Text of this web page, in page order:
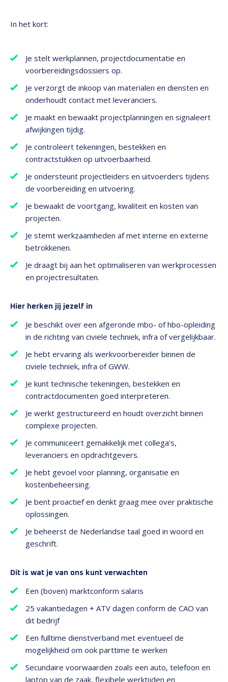
In het kort:
Je stelt werkplannen, projectdocumentatie en
voorbereidingsdossiers op.
Je verzorgt de inkoop van materialen en diensten en
onderhoudt contact met leveranciers.
Je maakt en bewaakt projectplanningen en signaleert
afwijkingen tijdig.
Je controleert tekeningen, bestekken en
contractstukken op uitvoerbaarheid.
Je ondersteunt projectleiders en uitvoerders tijdens
de voorbereiding en uitvoering.
Je bewaakt de voortgang, kwaliteit en kosten van
projecten.
Je stemt werkzaamheden af met interne en externe
betrokkenen.
Je draagt bij aan het optimaliseren van werkprocessen
en projectresultaten.
Hier herken jij jezelf in
Je beschikt over een afgeronde mbo- of hbo-opleiding
in de richting van civiele techniek, infra of vergelijkbaar.
Je hebt ervaring als werkvoorbereider binnen de
civiele techniek, infra of GWW.
Je kunt technische tekeningen, bestekken en
contractdocumenten goed interpreteren.
Je werkt gestructureerd en houdt overzicht binnen
complexe projecten.
Je communiceert gemakkelijk met collega’s,
leveranciers en opdrachtgevers.
Je hebt gevoel voor planning, organisatie en
kostenbeheersing.
Je bent proactief en denkt graag mee over praktische
oplossingen.
Je beheerst de Nederlandse taal goed in woord en
geschrift.
Dit is wat je van ons kunt verwachten
Een (boven) marktconform salaris
25 vakantiedagen + ATV dagen conform de CAO van
dit bedrijf
Een fulltime dienstverband met eventueel de
mogelijkheid om ook parttime te werken
Secundaire voorwaarden zoals een auto, telefoon en
laptop van de zaak, flexibele werktijden en